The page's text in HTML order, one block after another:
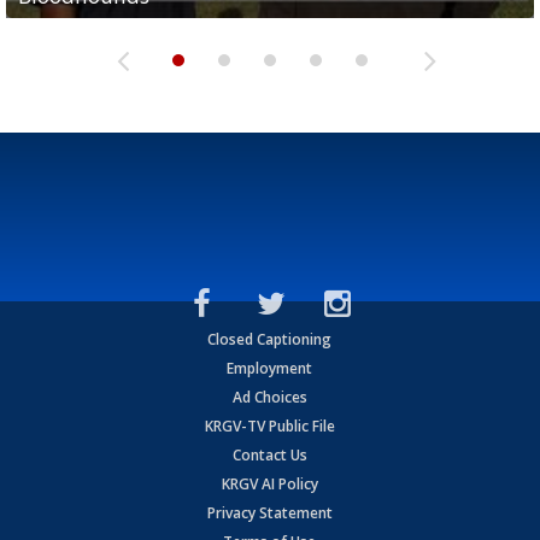
Closed Captioning
Employment
Ad Choices
KRGV-TV Public File
Contact Us
KRGV AI Policy
Privacy Statement